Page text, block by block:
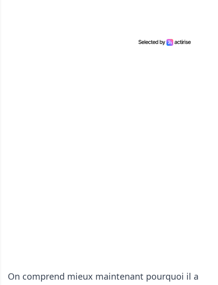
On comprend mieux maintenant pourquoi il a